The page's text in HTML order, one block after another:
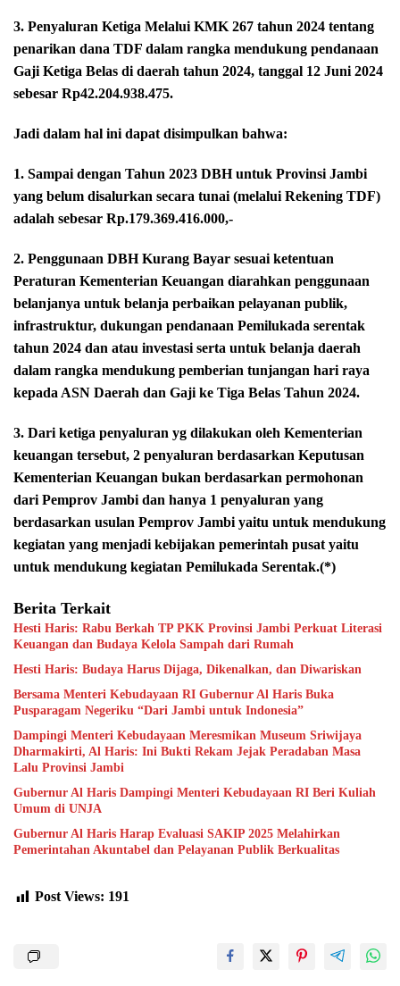
3. Penyaluran Ketiga Melalui KMK 267 tahun 2024 tentang
penarikan dana TDF dalam rangka mendukung pendanaan
Gaji Ketiga Belas di daerah tahun 2024, tanggal 12 Juni 2024
sebesar Rp42.204.938.475.
Jadi dalam hal ini dapat disimpulkan bahwa:
1. Sampai dengan Tahun 2023 DBH untuk Provinsi Jambi
yang belum disalurkan secara tunai (melalui Rekening TDF)
adalah sebesar Rp.179.369.416.000,-
2. Penggunaan DBH Kurang Bayar sesuai ketentuan
Peraturan Kementerian Keuangan diarahkan penggunaan
belanjanya untuk belanja perbaikan pelayanan publik,
infrastruktur, dukungan pendanaan Pemilukada serentak
tahun 2024 dan atau investasi serta untuk belanja daerah
dalam rangka mendukung pemberian tunjangan hari raya
kepada ASN Daerah dan Gaji ke Tiga Belas Tahun 2024.
3. Dari ketiga penyaluran yg dilakukan oleh Kementerian
keuangan tersebut, 2 penyaluran berdasarkan Keputusan
Kementerian Keuangan bukan berdasarkan permohonan
dari Pemprov Jambi dan hanya 1 penyaluran yang
berdasarkan usulan Pemprov Jambi yaitu untuk mendukung
kegiatan yang menjadi kebijakan pemerintah pusat yaitu
untuk mendukung kegiatan Pemilukada Serentak.(*)
Berita Terkait
Hesti Haris: Rabu Berkah TP PKK Provinsi Jambi Perkuat Literasi
Keuangan dan Budaya Kelola Sampah dari Rumah
Hesti Haris: Budaya Harus Dijaga, Dikenalkan, dan Diwariskan
Bersama Menteri Kebudayaan RI Gubernur Al Haris Buka
Pusparagam Negeriku “Dari Jambi untuk Indonesia”
Dampingi Menteri Kebudayaan Meresmikan Museum Sriwijaya
Dharmakirti, Al Haris: Ini Bukti Rekam Jejak Peradaban Masa
Lalu Provinsi Jambi
Gubernur Al Haris Dampingi Menteri Kebudayaan RI Beri Kuliah
Umum di UNJA
Gubernur Al Haris Harap Evaluasi SAKIP 2025 Melahirkan
Pemerintahan Akuntabel dan Pelayanan Publik Berkualitas
Post Views: 191